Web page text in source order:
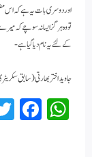
اور دوسری بات یہ ہے کہ اس
تو وہ ہرگز ایسا نہ سوچے کہ
کے لئے یہ نام دیا گیا ہے-
جاوید اختر بھارتی (سابق
W
ha
ce